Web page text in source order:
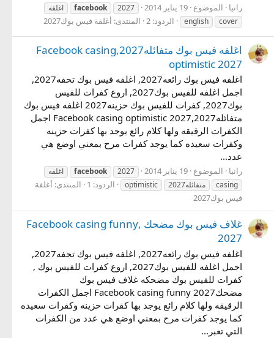
رانيا الموضوع 19 يناير 2014 2027
facebook
اغلفه
cover
english الردود: 2 المنتدى: أغلفة فيس بوك2027
اغلفه فيس بوك متفائله2027,Facebook casing
optimistic 2027
اغلفه فيس بوك رائعه2027, اغلفه فيس بوك تحفه2027,
اجمل اغلفه للفيس بوك2027, اروع كفرات للفيس
بوك2027, كفرات للفيس بوك حزينه2027 اغلفه فيس بوك
متفائله2027,Facebook casing optimistic 2027 اجمل
الكفرات الرقيقه ولها كلام رائع يوجد بها كفرات حزينه
وكفرات سعيده كما يوجد كفرات مرح بمعني اوضع هي
عدد...
رانيا الموضوع 19 يناير 2014 2027
facebook
اغلفه
casing
متفائله2027 optimistic الردود: 1 المنتدى: أغلفة
فيس بوك2027
غلاف فيس بوك مضحك ,Facebook casing funny
2027
اغلفه فيس بوك رائعه2027, اغلفه فيس بوك تحفه2027,
اجمل اغلفه للفيس بوك2027, اروع كفرات للفيس بوك ,
كفرات للفيس بوك مضحكه غلاف فيس بوك
مضحكFacebook casing funny 2027 اجمل الكفرات
الرقيقه ولها كلام رائع يوجد بها كفرات حزينه وكفرات سعيده
كما يوجد كفرات مرح بمعني اوضع هي عدد من الكفرات
التي تعبر...